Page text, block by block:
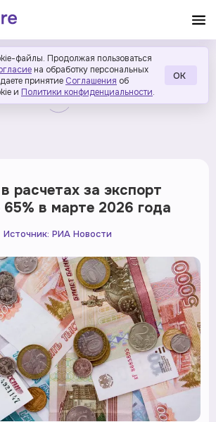
файлы. Продолжая пользоваться
на обработку персональных
принятие Соглашения об
и Политики конфиденциальности.
ОК
расчетах за экспорт
в марте 2026 года
Источник: РИА Новости